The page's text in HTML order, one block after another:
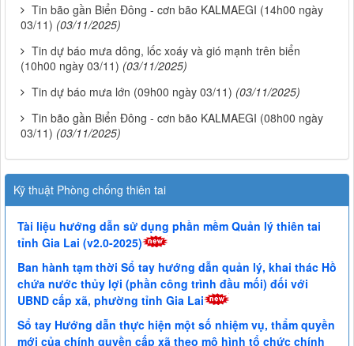
Tin bão gần Biển Đông - cơn bão KALMAEGI (14h00 ngày
03/11) (03/11/2025)
Tin dự báo mưa dông, lốc xoáy và gió mạnh trên biển
(10h00 ngày 03/11) (03/11/2025)
Tin dự báo mưa lớn (09h00 ngày 03/11) (03/11/2025)
Tin bão gần Biển Đông - cơn bão KALMAEGI (08h00 ngày
03/11) (03/11/2025)
Kỹ thuật Phòng chống thiên tai
Tài liệu hướng dẫn sử dụng phần mềm Quản lý thiên tai
tỉnh Gia Lai (v2.0-2025)
Ban hành tạm thời Sổ tay hướng dẫn quản lý, khai thác Hồ
chứa nước thủy lợi (phần công trình đầu mối) đối với
UBND cấp xã, phường tỉnh Gia Lai
Sổ tay Hướng dẫn thực hiện một số nhiệm vụ, thẩm quyền
mới của chính quyền cấp xã theo mô hình tổ chức chính